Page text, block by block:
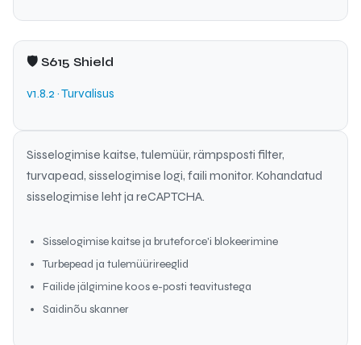
🛡 S615 Shield
v1.8.2 · Turvalisus
Sisselogimise kaitse, tulemüür, rämpsposti filter,
turvapead, sisselogimise logi, faili monitor. Kohandatud
sisselogimise leht ja reCAPTCHA.
Sisselogimise kaitse ja bruteforce'i blokeerimine
Turbepead ja tulemüürireeglid
Failide jälgimine koos e-posti teavitustega
Saidinõu skanner